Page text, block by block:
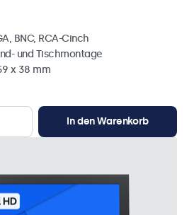
BNC, RCA-Cinch
und Tischmontage
x 38 mm
In den Warenkorb